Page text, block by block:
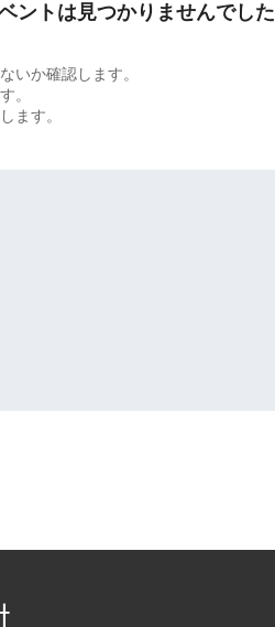
ントは見つかりませんでした
いか確認します。
。
ます。